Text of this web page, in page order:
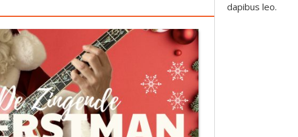
dapibus leo.